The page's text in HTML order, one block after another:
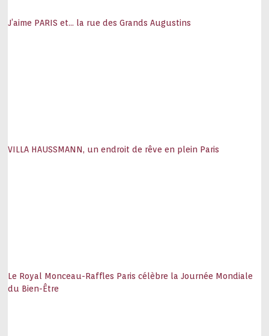
J’aime PARIS et… la rue des Grands Augustins
VILLA HAUSSMANN, un endroit de rêve en plein Paris
Le Royal Monceau-Raffles Paris célèbre la Journée Mondiale
du Bien-Être